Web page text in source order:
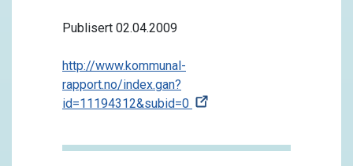
Publisert 02.04.2009
http://www.kommunal-
rapport.no/index.gan?
id=11194312&subid=0